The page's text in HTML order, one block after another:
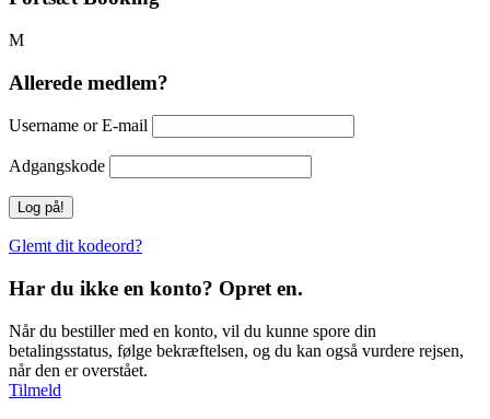
Allerede medlem?
Username or E-mail
Adgangskode
Glemt dit kodeord?
Har du ikke en konto? Opret en.
Når du bestiller med en konto, vil du kunne spore din
betalingsstatus, følge bekræftelsen, og du kan også vurdere rejsen,
når den er overstået.
Tilmeld